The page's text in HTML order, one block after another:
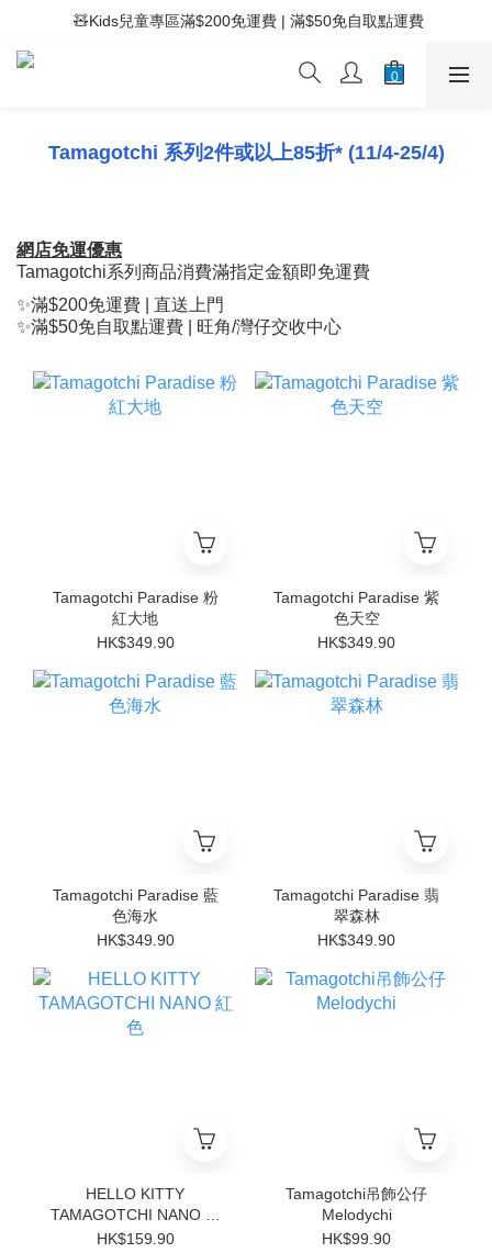
⚡滿$400免運費 | 滿$200免Easy Trade自取點運費
🧸Kids兒童專區滿$200免運費 | 滿$50免自取點運費
⚡滿$400免運費 | 滿$200免Easy Trade自取點運費
Tamagotchi 系列2件或以上85折* (11/4-25/4)
網店免運優惠
Tamagotchi系列商品消費滿指定金額即免運費
✨滿$200免運費 | 直送上門
✨滿$50免自取點運費 | 旺角/灣仔交收中心
Tamagotchi Paradise 粉
紅大地
HK$349.90
Tamagotchi Paradise 紫
色天空
HK$349.90
Tamagotchi Paradise 藍
色海水
HK$349.90
Tamagotchi Paradise 翡
翠森林
HK$349.90
HELLO KITTY
TAMAGOTCHI NANO 紅
色
HK$159.90
Tamagotchi吊飾公仔
Melodychi
HK$99.90